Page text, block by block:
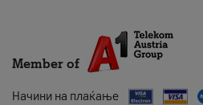
Member of
Начини на плаќање